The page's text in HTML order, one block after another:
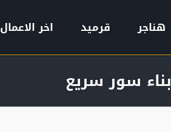
هناجر قرميد اخر الاعمال
بناء سور سريع